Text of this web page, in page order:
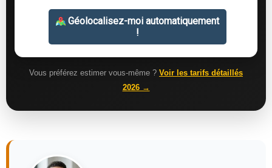
Vous préférez estimer vous-même ? Voir les tarifs détaillés
2026 →